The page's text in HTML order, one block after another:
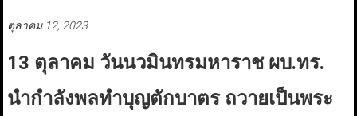
ตุลาคม 12, 2023
13 ตุลาคม วันนวมินทรมหาราช ผบ.ทร.
นำกำลังพลทำบุญตักบาตร ถวายเป็นพระ